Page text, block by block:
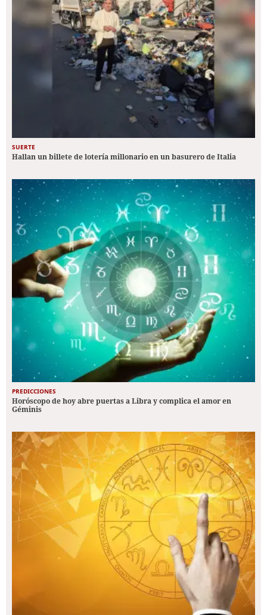
SUERTE
Hallan un billete de lotería millonario en un basurero de Italia
PREDICCIONES
Horóscopo de hoy abre puertas a Libra y complica el amor en
Géminis